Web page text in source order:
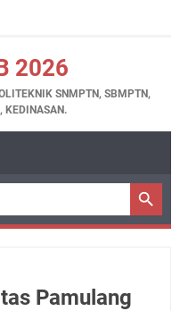
2026
SNMPTN, SBMPTN,
KEDINASAN.
Pamulang